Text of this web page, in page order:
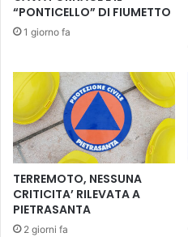
v
r
d
i
s
o
m
m
a
u
z
-
i
o
v
a
n
i
,
c
i
n
“PONTICELLO” DI FIUMETTO
1 giorno fa
TERREMOTO, NESSUNA
CRITICITA’ RILEVATA A
PIETRASANTA
2 giorni fa